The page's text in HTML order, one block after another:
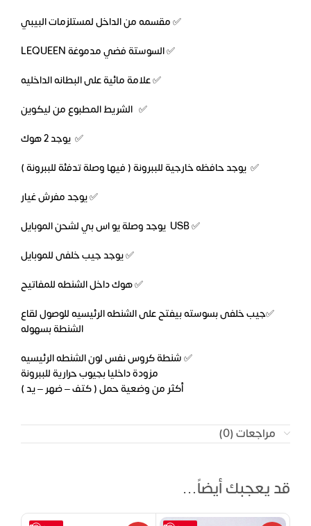
✅ مقسمه من الداخل لمستلزمات البيبي
✅ السوستة فضي مدموغة LEQUEEN
✅ علامة مائية على البطانه الداخليه
✅ الشريط المطبوع من ليكوين
✅ يوجد 2 هوك
✅ يوجد حافظه خارجية للببرونة ( فيها وصلة تدفئة للببرونة )
✅ يوجد مفرش غيار
✅ USB يوجد وصلة يو اس بي لشحن الموبايل
✅ يوجد جيب خلفى للموبايل
✅ هوك داخل الشنطه للمفاتيح
✅جيب خلفى بسوسته بيفتح على الشنطه الرئيسيه للوصول لقاع
الشنطة بسهوله
✅ شنطة كروس نفس لون الشنطه الرئيسيه
مزودة داخليا بجيوب حرارية للببرونة
أكثر من وضعية حمل ( كتف – ضهر – يد )
مراجعات (0)
قد يعجبك أيضاً…